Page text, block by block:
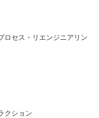
セス・リエンジニアリン
クション